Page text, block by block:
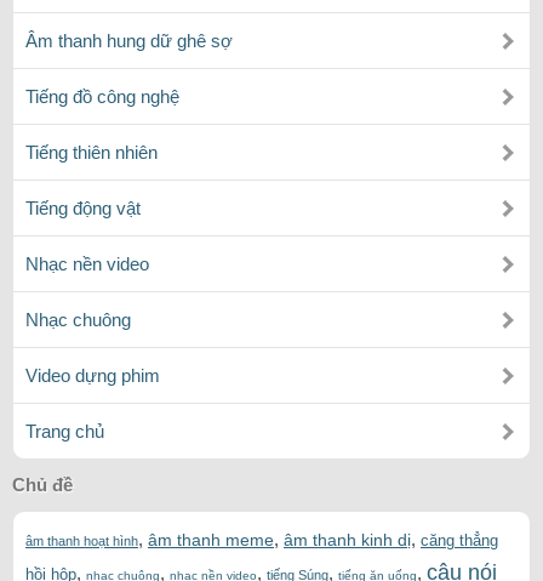
Âm thanh hung dữ ghê sợ
Tiếng đồ công nghệ
Tiếng thiên nhiên
Tiếng động vật
Nhạc nền video
Nhạc chuông
Video dựng phim
Trang chủ
Chủ đề
âm thanh hoạt hình, âm thanh meme, âm thanh kinh dị, căng thẳng
hồi hộp, nhạc chuông, nhạc nền video, tiếng Súng, tiếng ăn uống, câu nói